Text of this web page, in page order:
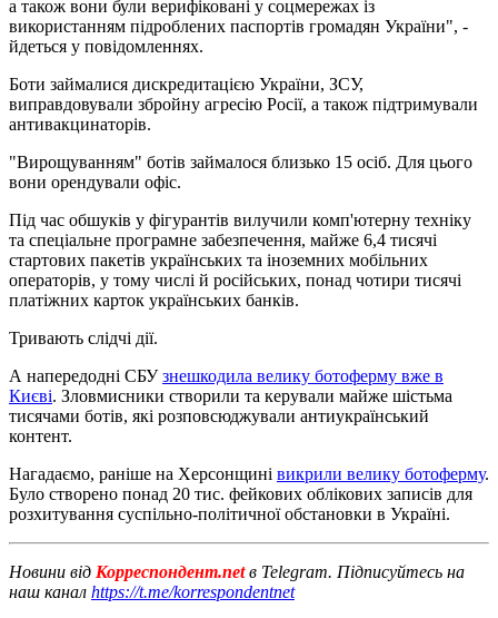
а також вони були верифіковані у соцмережах із
використанням підроблених паспортів громадян України", -
йдеться у повідомленнях.
Боти займалися дискредитацією України, ЗСУ,
виправдовували збройну агресію Росії, а також підтримували
антивакцинаторів.
"Вирощуванням" ботів займалося близько 15 осіб. Для цього
вони орендували офіс.
Під час обшуків у фігурантів вилучили комп'ютерну техніку
та спеціальне програмне забезпечення, майже 6,4 тисячі
стартових пакетів українських та іноземних мобільних
операторів, у тому числі й російських, понад чотири тисячі
платіжних карток українських банків.
Тривають слідчі дії.
А напередодні СБУзнешкодила велику ботоферму вже в
Києві. Зловмисники створили та керували майже шістьма
тисячами ботів, які розповсюджували антиукраїнський
контент.
Нагадаємо, раніше на Херсонщині викрили велику ботоферму.
Було створено понад 20 тис. фейкових облікових записів для
розхитування суспільно-політичної обстановки в Україні.
Новини від Корреспондент.netв Telegram. Підписуйтесь на
наш канал https://t.me/korrespondentnet